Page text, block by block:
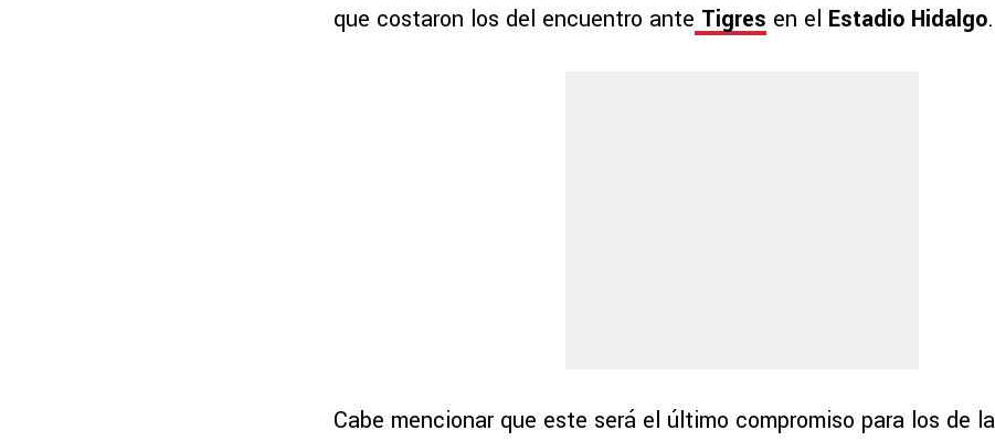
que costaron los del encuentro ante Tigres en el Estadio Hidalgo.
Cabe mencionar que este será el último compromiso para los de la